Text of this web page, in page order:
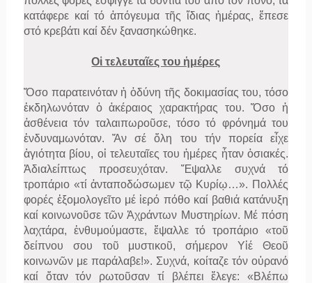
κατάφερε καί τό ἀπόγευμα τῆς ἴδιας ἡμέρας, ἔπεσε
στό κρεβάτι καί δέν ξανασηκώθηκε.
Οἱ τελευταῖες του ἡμέρες
Ὅσο παρατεινόταν ἡ ὀδύνη τῆς δοκιμασίας του, τόσο
ἐκδηλωνόταν ὁ ἀκέραιος χαρακτήρας του. Ὅσο ἡ
ἀσθένεια τόν ταλαιπωροῦσε, τόσο τό φρόνημά του
ἐνδυναμωνόταν. Ἄν σέ ὅλη του τήν πορεία εἶχε
ἁγιότητα βίου, οἱ τελευταῖες του ἡμέρες ἦταν ὁσιακές.
Ἀδιαλείπτως προσευχόταν. Ἔψαλλε συχνά τό
τροπάριο «τί ἀνταποδώσωμεν τῷ Κυρίῳ…». Πολλές
φορές ἐξομολογεῖτο μέ ἱερό πόθο καί βαθιά κατάνυξη
καί κοινωνοῦσε τῶν Ἀχράντων Μυστηρίων. Μέ πόση
λαχτάρα, ἐνθυμούμαστε, ἔψαλλε τό τροπάριο «τοῦ
δείπνου σου τοῦ μυστικοῦ, σήμερον Υἱέ Θεοῦ
κοινωνῶν με παράλαβε!». Συχνά, κοίταζε τόν οὐρανό
καί ὅταν τόν ρωτοῦσαν τί βλέπει ἔλεγε: «Βλέπω